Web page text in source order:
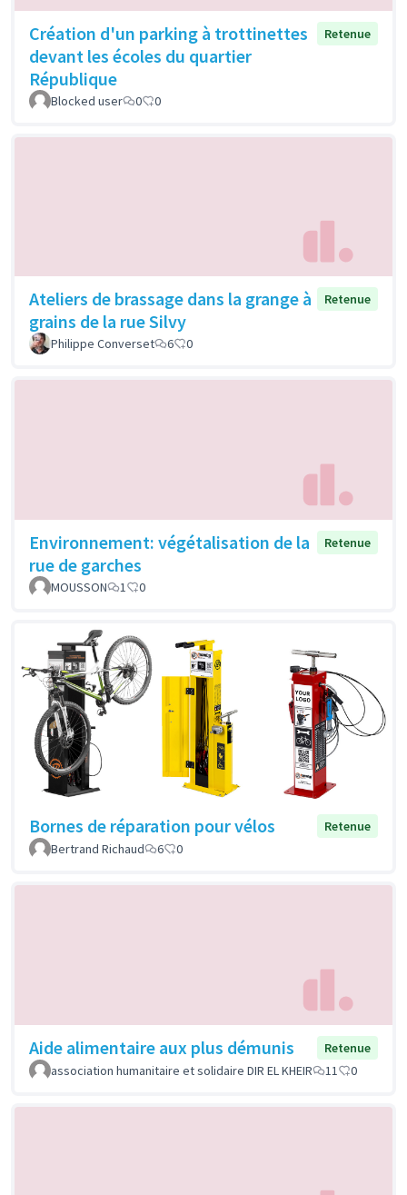
Création d'un parking à trottinettes
devant les écoles du quartier
République
Retenue
Blocked user 0 0
Ateliers de brassage dans la grange à
grains de la rue Silvy
Retenue
Philippe Converset 6 0
Environnement: végétalisation de la
rue de garches
Retenue
MOUSSON 1 0
Bornes de réparation pour vélos
Retenue
Bertrand Richaud
6 0
Aide alimentaire aux plus démunis
Retenue
association humanitaire et solidaire DIR EL KHEIR
11 0